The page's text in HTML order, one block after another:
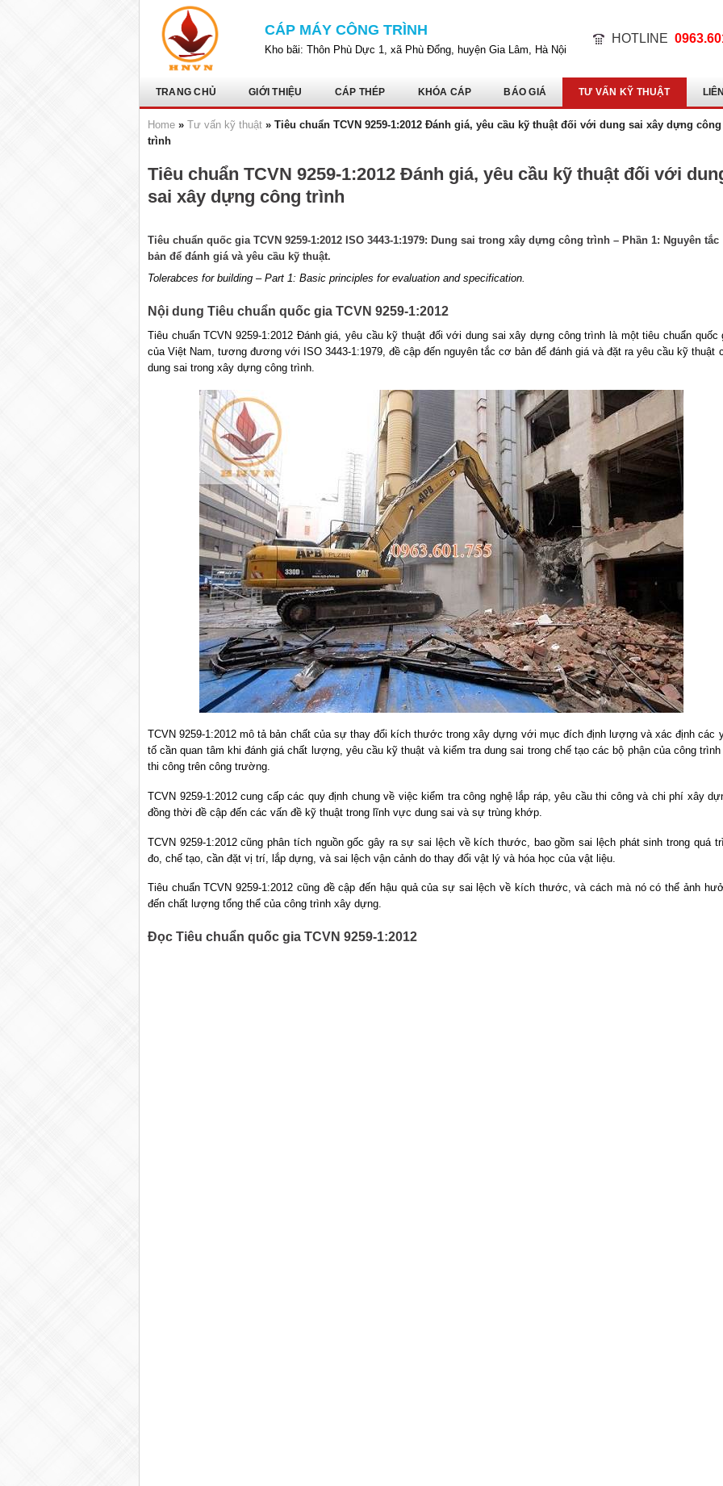
CÁP MÁY CÔNG TRÌNH
Kho bãi: Thôn Phù Dực 1, xã Phù Đổng, huyện Gia Lâm, Hà Nội
HOTLINE
TRANG CHỦ GIỚI THIỆU CÁP THÉP KHÓA CÁP BÁO GIÁ TƯ VẤN KỸ THUẬT
Home » Tư vấn kỹ thuật » Tiêu chuẩn TCVN 9259-1:2012 Đánh giá, yêu cầu kỹ thuật đối với dung sai xây dựng công
trình
Tiêu chuẩn TCVN 9259-1:2012 Đánh giá, yêu cầu kỹ thuật đối với
sai xây dựng công trình
Tiêu chuẩn quốc gia TCVN 9259-1:2012 ISO 3443-1:1979: Dung sai trong xây dựng công trình – Phần 1: Nguyên tắc
bản để đánh giá và yêu cầu kỹ thuật.
Tolerabces for building – Part 1: Basic principles for evaluation and specification.
Nội dung Tiêu chuẩn quốc gia TCVN 9259-1:2012
Tiêu chuẩn TCVN 9259-1:2012 Đánh giá, yêu cầu kỹ thuật đối với dung sai xây dựng công trình là một tiêu chuẩn quốc
của Việt Nam, tương đương với ISO 3443-1:1979, đề cập đến nguyên tắc cơ bản để đánh giá và đặt ra yêu cầu kỹ thuật
dung sai trong xây dựng công trình.
TCVN 9259-1:2012 mô tả bản chất của sự thay đổi kích thước trong xây dựng với mục đích định lượng và xác định các
tố cần quan tâm khi đánh giá chất lượng, yêu cầu kỹ thuật và kiểm tra dung sai trong chế tạo các bộ phận của công
thi công trên công trường.
TCVN 9259-1:2012 cung cấp các quy định chung về việc kiểm tra công nghệ lắp ráp, yêu cầu thi công và chi phí xây
đồng thời đề cập đến các vấn đề kỹ thuật trong lĩnh vực dung sai và sự trùng khớp.
TCVN 9259-1:2012 cũng phân tích nguồn gốc gây ra sự sai lệch về kích thước, bao gồm sai lệch phát sinh trong quá
đo, chế tạo, cần đặt vị trí, lắp dựng, và sai lệch vận cảnh do thay đổi vật lý và hóa học của vật liệu.
Tiêu chuẩn TCVN 9259-1:2012 cũng đề cập đến hậu quả của sự sai lệch về kích thước, và cách mà nó có thể ảnh
đến chất lượng tổng thể của công trình xây dựng.
Đọc Tiêu chuẩn quốc gia TCVN 9259-1:2012